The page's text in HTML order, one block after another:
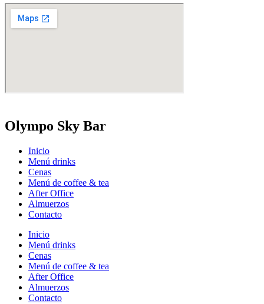
Olympo Sky Bar
Inicio
Menú drinks
Cenas
Menú de coffee & tea
After Office
Almuerzos
Contacto
Inicio
Menú drinks
Cenas
Menú de coffee & tea
After Office
Almuerzos
Contacto